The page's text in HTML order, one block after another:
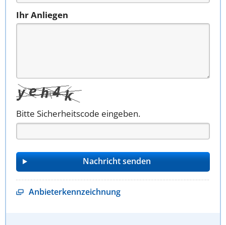
Ihr Anliegen
Bitte Sicherheitscode eingeben.
Anbieterkennzeichnung